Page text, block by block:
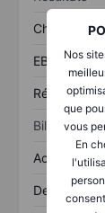
Nos
que
vous
En
Chiffre
EBITDA
Résultat net
Bilan
Actifs
Dette totale